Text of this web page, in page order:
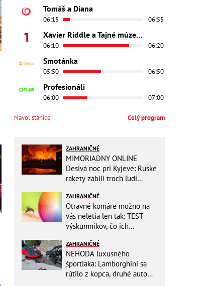
Tomáš a Diana
06:15 06:55
Xavier Riddle a Tajné múzeum
06:10 06:20
Smotánka
05:50 06:50
Profesionáli
06:00 07:00
Navoľ stanice Celý program
ZAHRANIČNÉ
MIMORIADNY ONLINE
Desivá noc pri Kyjeve: Ruské
rakety zabili troch ľudí
výbuchy
ZAHRANIČNÉ
Otravné komáre možno na
vás neletia len tak: TEST
výskumníkov, čo ich
ZAHRANIČNÉ
NEHODA luxusného
športiaka: Lamborghini sa
rútilo z kopca, druhé auto